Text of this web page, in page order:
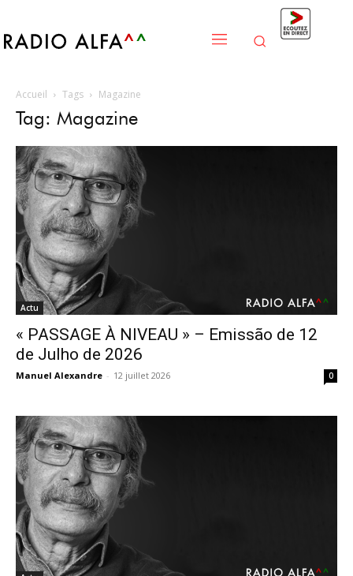
Accueil Tags Magazine
Tag: Magazine
Actu
« PASSAGE À NIVEAU » – Emissão de 12
de Julho de 2026
Manuel Alexandre - 12 juillet 2026 0